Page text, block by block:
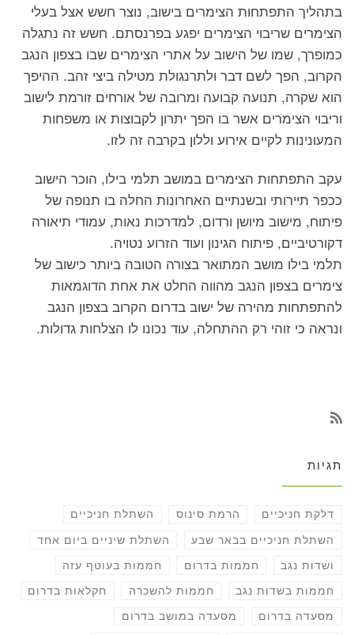
בתהליך התפתחות הצימרים בישוב, נוצר חשש אצל בעלי
הצימרים שריבוי הצימרים יפגע בפרנסתם. חשש זה נתגלה
כמופרך, שמו של הישוב על אתרי הצימרים שבו בצפון הנגב
הקרוב, הפך לשם דבר ולתרנגולת מטילה ביצי זהב. ההיפך
הוא שקרה, תנועה קבועה ומרובה של אורחים זורמת לישוב
וריבוי הצימרים אשר בו הפך יתרון לקבוצות או משפחות
המעונינות לקיים אירוע וללון בקרבה זה לזו.
עקב התפתחות הצימרים במושב תלמי בילו, הוכר הישוב
ככפר תיירותי ובשנתיים האחרונות החלה בו תנופה של
פיתוח, מישוב מיושן ורדום, למדרכות נאות, עמודי תיאורה
דקורטיביים, פיתוח הגינון ועוד הזרוע נטויה.
תלמי בילו מושב המתואר בצורה הטובה ביותר כישוב של
צימרים בצפון הנגב מהווה החלט את אחת הדוגמאות
להתפתחות מהירה של ישוב בדרום הקרוב בצפון הנגב
ונראה כי זוהי רק ההתחלה, עוד נכונו לו הצלחות גדולות.
תגיות
דלקת חניכיים הרמת סינוס השתלת חניכיים
השתלת חניכיים בבאר שבע השתלת שיניים ביום אחד
ושדות נגב חממות בדרום חממות בעוטף עזה
חממות בשדות נגב חממות להשכרה חקלאות בדרום
מסעדה בדרום מסעדה במושב בדרום